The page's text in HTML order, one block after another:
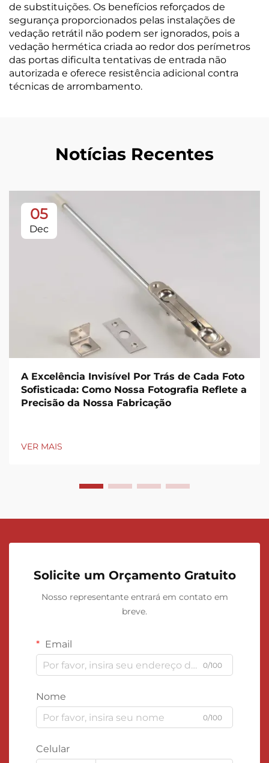
de substituições. Os benefícios reforçados de
segurança proporcionados pelas instalações de
vedação retrátil não podem ser ignorados, pois a
vedação hermética criada ao redor dos perímetros
das portas dificulta tentativas de entrada não
autorizada e oferece resistência adicional contra
técnicas de arrombamento.
Notícias Recentes
05
Dec
A Excelência Invisível Por Trás de Cada Foto
Sofisticada: Como Nossa Fotografia Reflete a
Precisão da Nossa Fabricação
VER MAIS
Solicite um Orçamento Gratuito
Nosso representante entrará em contato em
breve.
Email
0/100
Nome
0/100
Celular